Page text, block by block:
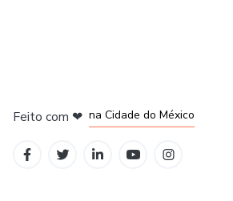
Feito com ❤ na Cidade do México